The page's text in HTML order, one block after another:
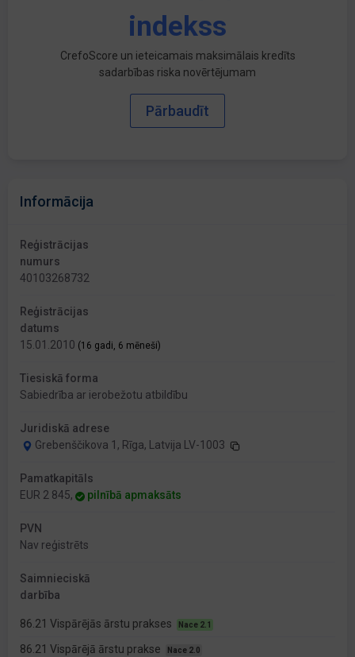
indekss
CrefoScore un ieteicamais maksimālais kredīts
sadarbības riska novērtējumam
Pārbaudīt
Informācija
Reģistrācijas
numurs
40103268732
Reģistrācijas
datums
15.01.2010 (16 gadi, 6 mēneši)
Tiesiskā forma
Sabiedrība ar ierobežotu atbildību
Juridiskā adrese
Grebenščikova 1, Rīga, Latvija LV-1003
Pamatkapitāls
EUR 2 845,
pilnībā apmaksāts
PVN
Nav reģistrēts
Saimnieciskā
darbība
86.21 Vispārējās ārstu prakses Nace 2.1
86.21 Vispārējā ārstu prakse Nace 2.0